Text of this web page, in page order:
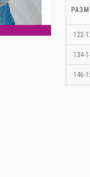
122-
134-
146-